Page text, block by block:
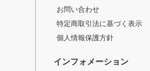
お問い合わせ
特定商取引法に基づく表示
個人情報保護方針
インフォメーション